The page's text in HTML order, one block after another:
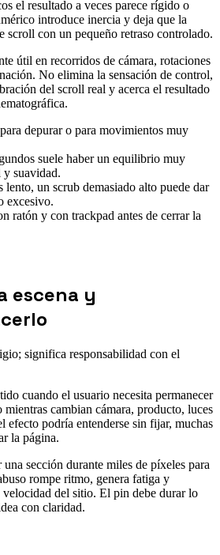
el resultado a veces parece rígido o
introduce inercia y deja que la
scroll con un pequeño retraso controlado.
útil en recorridos de cámara, rotaciones
No elimina la sensación de control,
del scroll real y acerca el resultado
depurar o para movimientos muy
suele haber un equilibrio muy
y suavidad.
lento, un scrub demasiado alto puede dar
excesivo.
ratón y con trackpad antes de cerrar la
escena y
significa responsabilidad con el
cuando el usuario necesita permanecer
cambian cámara, producto, luces
efecto podría entenderse sin fijar, muchas
la página.
sección durante miles de píxeles para
rompe ritmo, genera fatiga y
velocidad del sitio. El pin debe durar lo
con claridad.